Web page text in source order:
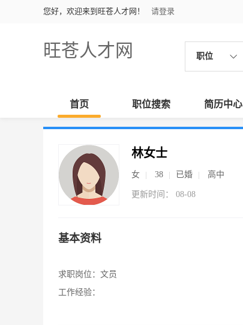
您好，欢迎来到旺苍人才网！ 请登录
旺苍人才网 职位
首页 职位搜索 简历中心
林女士
女 38 已婚 高中
更新时间： 08-08
基本资料
求职岗位： 文员
工作经验：